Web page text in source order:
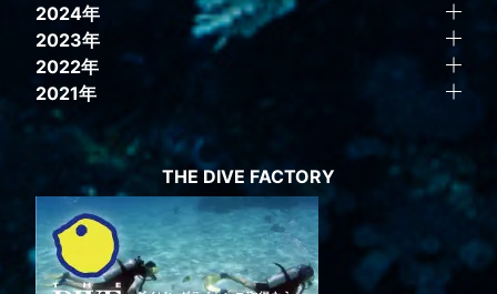
2024年
2023年
2022年
2021年
THE DIVE FACTORY